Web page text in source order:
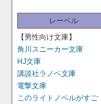
レーベル
【男性向け文庫】
角川スニーカー文庫
HJ文庫
講談社ラノベ文庫
電撃文庫
このライトノベルがすご